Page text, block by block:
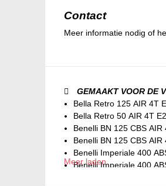
Contact
Meer informatie nodig of
GEMAAKT VOOR DE
Bella Retro 125 AIR 4T
Bella Retro 50 AIR 4T
Benelli BN 125 CBS
Benelli BN 125 CBS
Benelli Imperiale 400
Benelli Imperiale 400
Meer laden